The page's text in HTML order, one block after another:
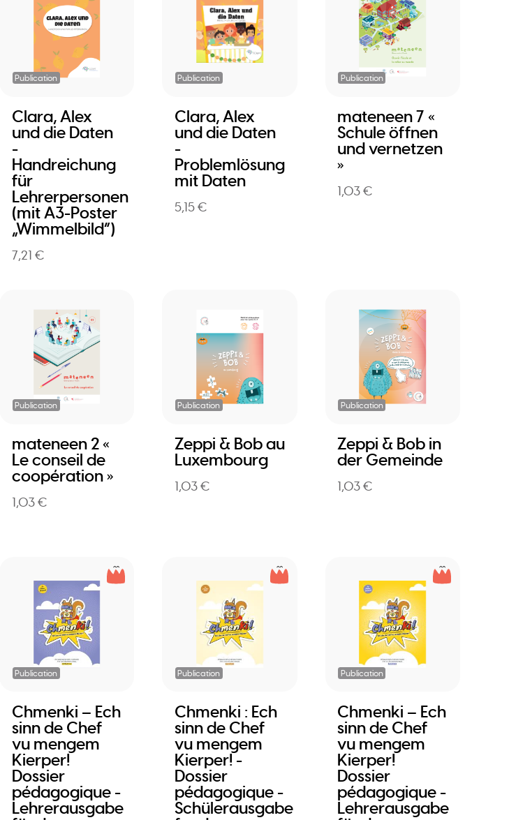
Publication
Clara, Alex
und die Daten
-
Handreichung
für
Lehrerpersonen
(mit A3-Poster
„Wimmelbild”)
7,21 €
Publication
Clara, Alex
und die Daten
-
Problemlösung
mit Daten
5,15 €
Publication
mateneen 7 «
Schule öffnen
und vernetzen
»
1,03 €
Publication
mateneen 2 «
Le conseil de
coopération »
1,03 €
Publication
Zeppi & Bob au
Luxembourg
1,03 €
Publication
Zeppi & Bob in
der Gemeinde
1,03 €
Publication
Chmenki – Ech
sinn de Chef
vu mengem
Kierper!
Dossier
pédagogique -
Lehrerausgabe
Publication
Chmenki : Ech
sinn de Chef
vu mengem
Kierper! -
Dossier
pédagogique -
Schülerausgabe
Publication
Chmenki – Ech
sinn de Chef
vu mengem
Kierper!
Dossier
pédagogique -
Lehrerausgabe